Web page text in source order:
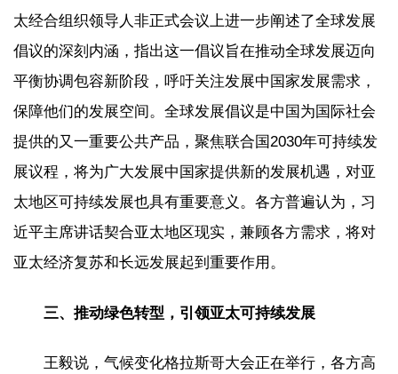
太经合组织领导人非正式会议上进一步阐述了全球发展
倡议的深刻内涵，指出这一倡议旨在推动全球发展迈向
平衡协调包容新阶段，呼吁关注发展中国家发展需求，
保障他们的发展空间。全球发展倡议是中国为国际社会
提供的又一重要公共产品，聚焦联合国2030年可持续发
展议程，将为广大发展中国家提供新的发展机遇，对亚
太地区可持续发展也具有重要意义。各方普遍认为，习
近平主席讲话契合亚太地区现实，兼顾各方需求，将对
亚太经济复苏和长远发展起到重要作用。
三、推动绿色转型，引领亚太可持续发展
王毅说，气候变化格拉斯哥大会正在举行，各方高